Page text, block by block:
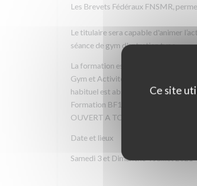
Les Brevets Fédéraux FNSMR,
Le titulaire sera capable d'animer
séance de gym d'entretien type.
La formation est notamment utile
Gym et Activités associées pourra
habituel est absent.
Formation BF1 : Apprentissage de
OUVERT A TOUS !
Date et lieux
Samedi 3 et Dimanche 4 Juillet 2021
Ce site